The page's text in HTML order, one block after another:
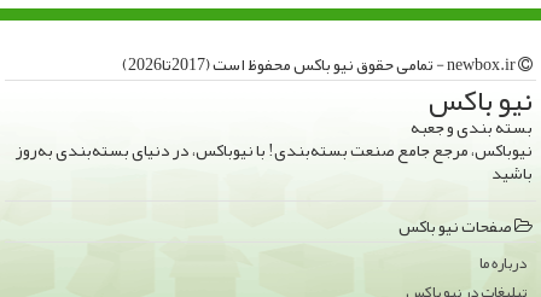
نیو باكس
بسته بندی و جعبه
نیوباکس، مرجع جامع صنعت بسته‌بندی! با نیوباکس، در دنیای بسته‌بندی به‌روز
باشید
صفحات نیو باكس
درباره ما